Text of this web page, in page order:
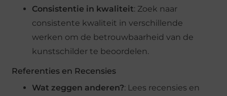
Consistentie in kwaliteit: Zoek naar
consistente kwaliteit in verschillende
werken om de betrouwbaarheid van de
kunstschilder te beoordelen.
Referenties en Recensies
Wat zeggen anderen?: Lees recensies en